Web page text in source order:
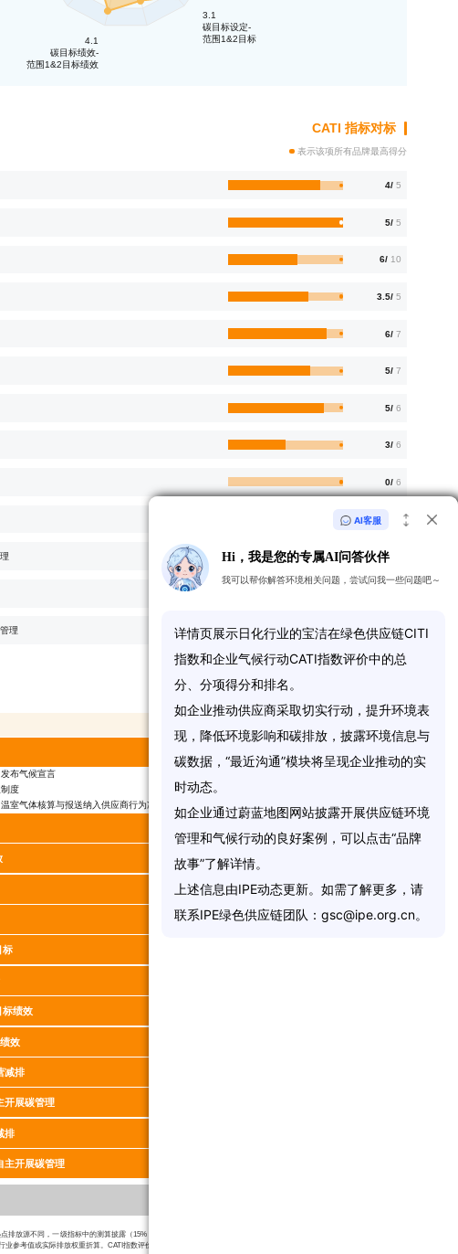
3.1
碳目标设定-
范围1&2目标
4.1
碳目标绩效-
范围1&2目标绩效
CATI 指标对标
表示该项所有品牌最高得分
4/5
5/5
6/10
3.5/5
6/7
5/7
5/6
3/6
0/6
6.5/
1/
理 1/17
布气候宣言
度
室气体核算与报送纳入供应商行为准则等书面文件 1.00 2.00
3.50 5.00
0.00 6.00
标
标绩效
效
减排
开展碳管理
排
主开展碳管理
排放源不同，一级指标中的测算披露（15%，产品碳足迹指标2.3.1（6%）不纳入折算）、碳目标设定（14%）、碳目标绩效
业参考值或实际排放权重折算。CATI指数评价权重参考值详见
AI客服
Hi，我是您的专属AI问答伙伴
我可以帮你解答环境相关问题，尝试问我一些问题吧～
详情页展示日化行业的宝洁在绿色供应链CITI
指数和企业气候行动CATI指数评价中的总
分、 分项得分和排名 。
如企业推动供应商采取切实行动 ， 提升环境表
现， 降低环境影响和碳排放， 披露环境信息与
碳数据， “最近沟通”模块将呈现企业推动的实
时动态。
如企业通过蔚蓝地图网站披露开展供应链环境
管理和气候行动的良好案例 ， 可以 点击“品牌
故事”了解详情。
上述信息由IPE动态更新。 如需了解更多 ， 请
联系IPE绿色供应链团队 ： gsc@ipe.org.cn。